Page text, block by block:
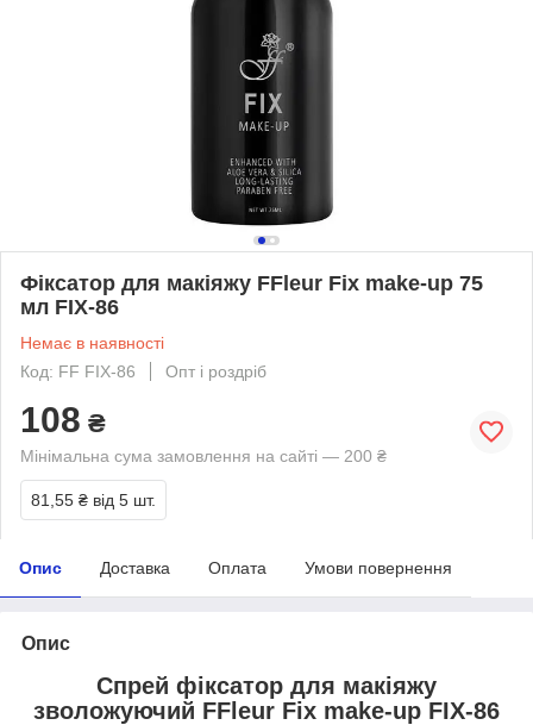
Фіксатор для макіяжу FFleur Fix make-up 75
мл FIX-86
Немає в наявності
Код: FF FIX-86
Опт і роздріб
108 ₴
Мінімальна сума замовлення на сайті — 200 ₴
81,55 ₴ від 5 шт.
Опис Доставка Оплата Умови повернення
Опис
Спрей фіксатор для макіяжу
зволожуючий FFleur Fix make-up FIX-86